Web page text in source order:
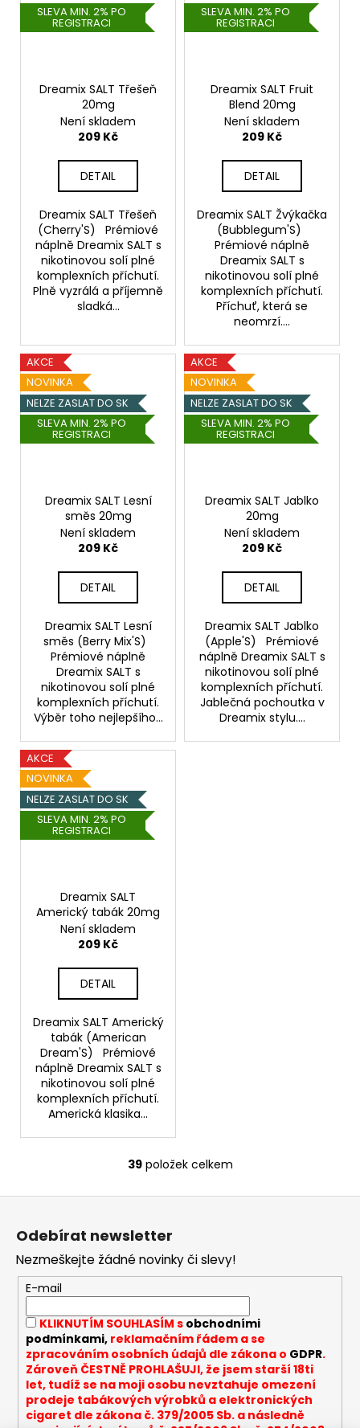
SLEVA MIN. 2% PO
REGISTRACI
Dreamix SALT Třešeň
20mg
Není skladem
209 Kč
DETAIL
Dreamix SALT Třešeň
(Cherry'S) Prémiové
náplně Dreamix SALT s
nikotinovou solí plné
komplexních příchutí.
Plně vyzrálá a příjemně
sladká...
SLEVA MIN. 2% PO
REGISTRACI
Dreamix SALT Fruit
Blend 20mg
Není skladem
209 Kč
DETAIL
Dreamix SALT Žvýkačka
(Bubblegum'S)
Prémiové náplně
Dreamix SALT s
nikotinovou solí plné
komplexních příchutí.
Příchuť, která se
neomrzí....
AKCE
NOVINKA
NELZE ZASLAT DO SK
SLEVA MIN. 2% PO
REGISTRACI
Dreamix SALT Lesní
směs 20mg
Není skladem
209 Kč
DETAIL
Dreamix SALT Lesní
směs (Berry Mix'S)
Prémiové náplně
Dreamix SALT s
nikotinovou solí plné
komplexních příchutí.
Výběr toho nejlepšího...
AKCE
NOVINKA
NELZE ZASLAT DO SK
SLEVA MIN. 2% PO
REGISTRACI
Dreamix SALT Jablko
20mg
Není skladem
209 Kč
DETAIL
Dreamix SALT Jablko
(Apple'S) Prémiové
náplně Dreamix SALT s
nikotinovou solí plné
komplexních příchutí.
Jablečná pochoutka v
Dreamix stylu....
AKCE
NOVINKA
NELZE ZASLAT DO SK
SLEVA MIN. 2% PO
REGISTRACI
Dreamix SALT
Americký tabák 20mg
Není skladem
209 Kč
DETAIL
Dreamix SALT Americký
tabák (American
Dream'S) Prémiové
náplně Dreamix SALT s
nikotinovou solí plné
komplexních příchutí.
Americká klasika...
O
v
a
c
í
p
r
v
k
y
v
ý
39položek celkem
Odebírat newsletter
Nezmeškejte žádné novinky či slevy!
E-mail
KLIKNUTÍM SOUHLASÍM s obchodními
podmínkami,reklamačním řádem a se
zpracováním osobních údajů dle zákona o GDPR.
Zároveň ČESTNĚ PROHLAŠUJI, že jsem starší 18ti
let, tudíž se na moji osobu nevztahuje omezení
prodeje tabákových výrobků a elektronických
cigaret dle zákona č. 379/2005 Sb. a následně